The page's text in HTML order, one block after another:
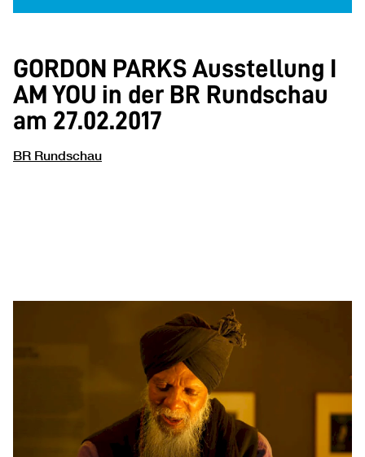
GORDON PARKS Ausstellung I
AM YOU in der BR Rundschau
am 27.02.2017
BR Rundschau